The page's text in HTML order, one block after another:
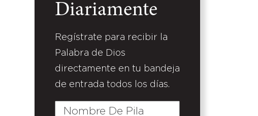
Diariamente
Regístrate para recibir la
Palabra de Dios
directamente en tu bandeja
de entrada todos los días.
Nombre